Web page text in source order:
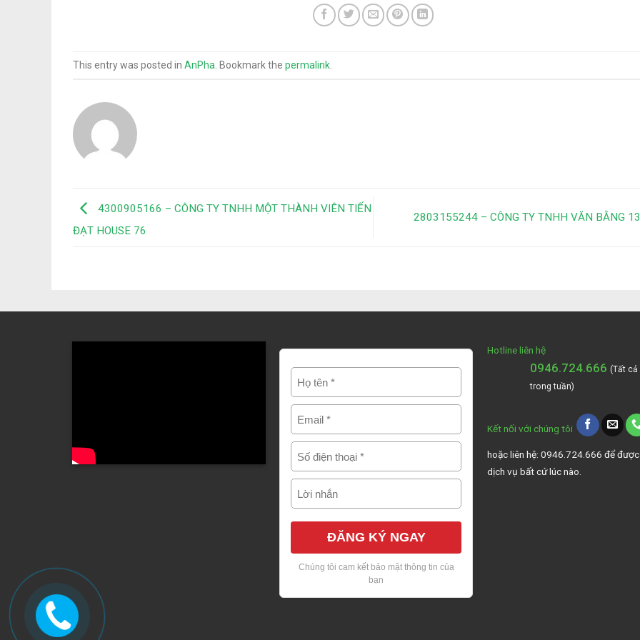
This entry was posted in AnPha . Bookmark the permalink
4300905166 – CÔNG TY TNHH MỘT THÀNH VIÊN TIẾN
ĐẠT HOUSE 76
2803155244 – CÔNG TY TNHH VĂN BẰNG
Hotline liên hệ
0946.724.666 (Tất cả
trong tuần)
Kết nối với chúng tôi
hoặc liên hệ: 0946.724.666 để
dịch vụ bất cứ lúc nào.